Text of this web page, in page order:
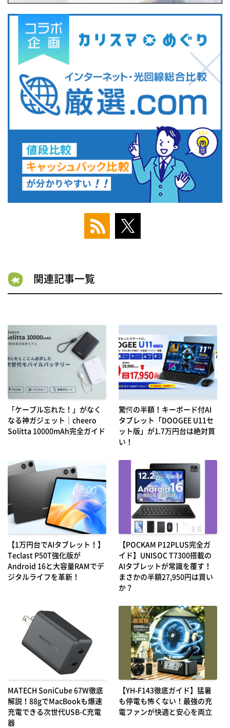
関連記事一覧
「ケーブル忘れた！」がなく
なる神ガジェット｜cheero
Solitta 10000mAh完全ガイド
驚愕の半額！キーボード付AI
タブレット「DOOGEE U11セ
ット版」が1.7万円台は絶対買
い！
【1万円台でAIタブレット！】
Teclast P50T強化版が
Android 16と大容量RAMでデ
ジタルライフを革新！
【POCKAM P12PLUS完全ガ
イド】UNISOC T7300搭載の
AIタブレットが常識を覆す！
まさかの半額27,950円は買い
か？
MATECH SoniCube 67W徹底
解説！88gでMacBookも爆速
充電できる次世代USB-C充電
器
【YH-F143徹底ガイド】猛暑
も停電も怖くない！最強の充
電ファンが快適と安心を両立